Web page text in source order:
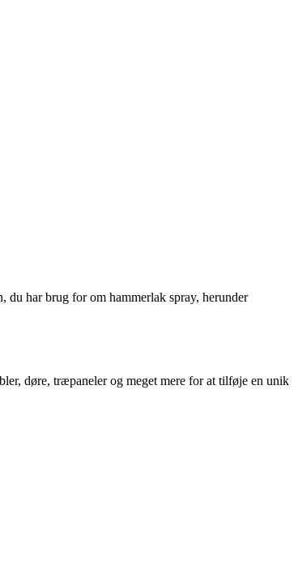
har brug for om hammerlak spray, herunder
døre, træpaneler og meget mere for at tilføje en unik